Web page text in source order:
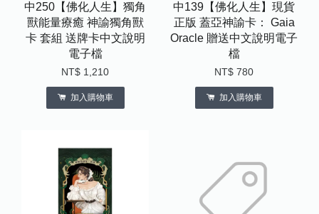
中250【佛化人生】獨角
獸能量療癒 神諭獨角獸
卡 套組 送牌卡中文說明
電子檔
NT$ 1,210
加入購物車
中139【佛化人生】現貨
正版 蓋亞神諭卡： Gaia
Oracle 贈送中文說明電子
檔
NT$ 780
加入購物車